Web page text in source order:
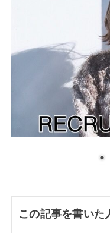
この記事を書いた